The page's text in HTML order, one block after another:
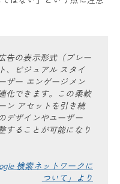
告の表示形式（プレー
、ビジュアル スタイ
ザー エンゲージメン
化できます。この柔軟
ン アセットを引き続
デザインやユーザー
することが可能になり
検索ネットワークに
ついて」より